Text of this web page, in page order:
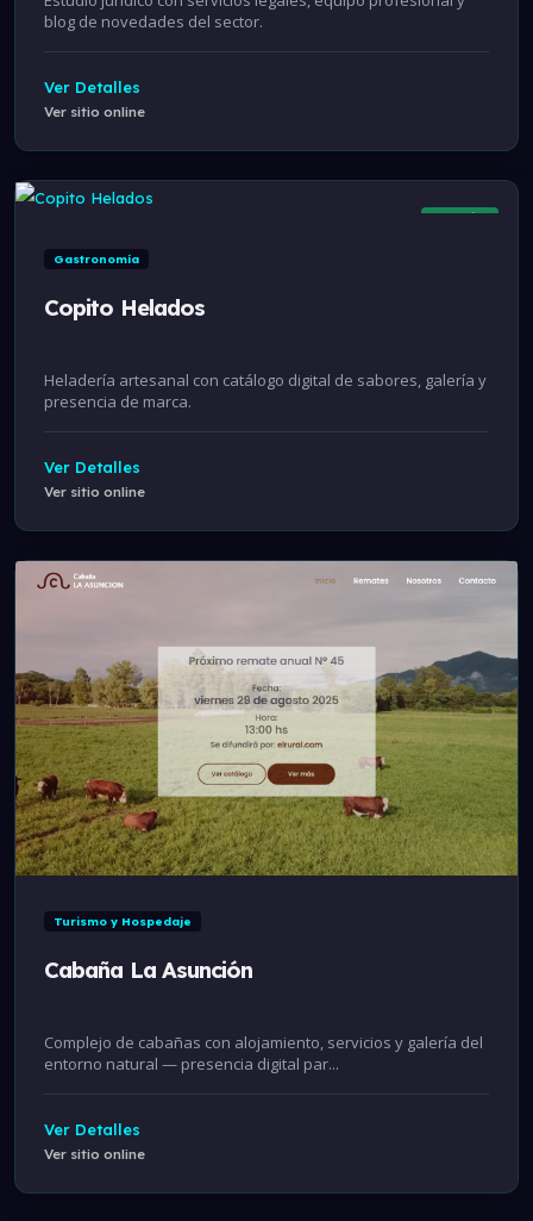
blog de novedades del sector.
Ver Detalles
Ver sitio online
Online
Gastronomía
Copito Helados
Heladería artesanal con catálogo digital de sabores, galería y
presencia de marca.
Ver Detalles
Ver sitio online
Turismo y Hospedaje
Cabaña La Asunción
Complejo de cabañas con alojamiento, servicios y galería del
entorno natural — presencia digital par...
Ver Detalles
Ver sitio online